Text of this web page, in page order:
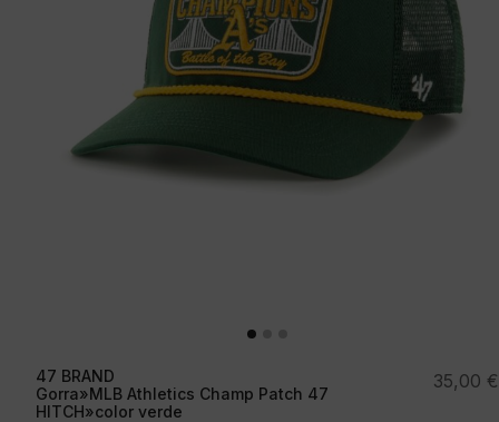
47 BRAND
Gorra»MLB Athletics Champ Patch 47
HITCH»color verde
35,00 €